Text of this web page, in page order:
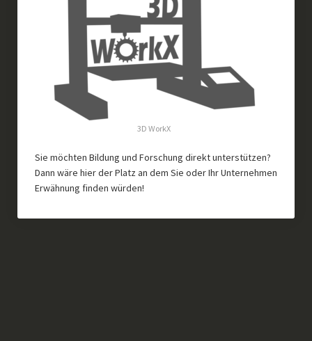
3D WorkX
Sie möchten Bildung und Forschung direkt unterstützen?
Dann wäre hier der Platz an dem Sie oder Ihr Unternehmen
Erwähnung finden würden!